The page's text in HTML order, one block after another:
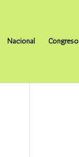
Nacional Congreso